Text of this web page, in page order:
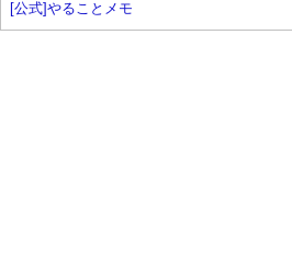
[公式]やることメモ